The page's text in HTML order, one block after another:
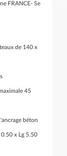
FRANCE- Se
de 140 x
45
béton
x Lg 5.50